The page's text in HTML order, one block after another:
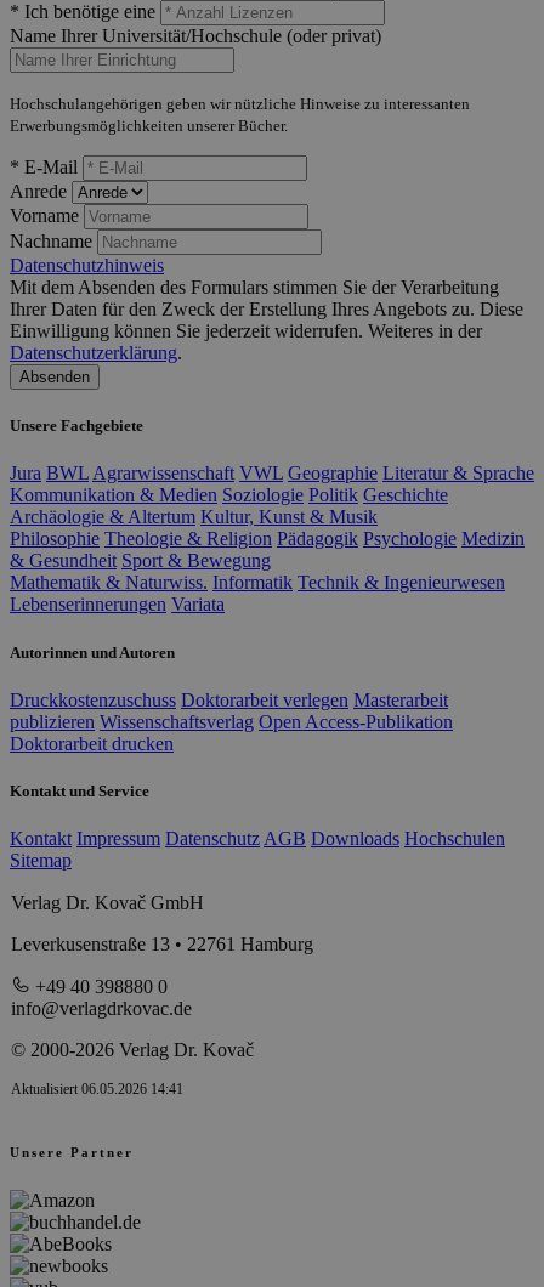
* Ich benötige eine
Name Ihrer Universität/Hochschule (oder privat)
Hochschulangehörigen geben wir nützliche Hinweise zu interessanten
Erwerbungsmöglichkeiten unserer Bücher.
* E-Mail
Anrede
Vorname
Nachname
Datenschutzhinweis
Mit dem Absenden des Formulars stimmen Sie der Verarbeitung
Ihrer Daten für den Zweck der Erstellung Ihres Angebots zu. Diese
Einwilligung können Sie jederzeit widerrufen. Weiteres in der
Datenschutzerklärung.
Absenden
Unsere Fachgebiete
Jura BWLAgrarwissenschaft VWL Geographie Literatur & Sprache
Kommunikation & Medien Soziologie Politik Geschichte
Archäologie & Altertum Kultur, Kunst & Musik
Philosophie Theologie & Religion Pädagogik Psychologie Medizin
& Gesundheit Sport & Bewegung
Mathematik & Naturwiss. Informatik Technik & Ingenieurwesen
Lebenserinnerungen Variata
Autorinnen und Autoren
Druckkostenzuschuss Doktorarbeit verlegen Masterarbeit
publizieren Wissenschaftsverlag Open Access-Publikation
Doktorarbeit drucken
Kontakt und Service
Kontakt Impressum Datenschutz AGB Downloads Hochschulen
Sitemap
Verlag Dr. Kovač GmbH
Leverkusenstraße 13 • 22761 Hamburg
+49 40 398880 0
info@verlagdrkovac.de
© 2000-2026 Verlag Dr. Kovač
Aktualisiert 06.05.2026 14:41
Unsere Partner